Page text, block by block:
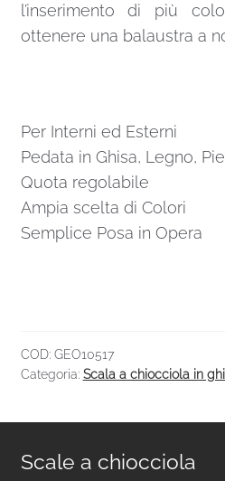
l’inserimento di più
ottenere una balaustra a
Per Interni ed Esterni
Pedata in Ghisa, Legno,
Quota regolabile
Ampia scelta di Colori
Semplice Posa in Opera
COD: GEO10517
Categoria: Scala a chiocciola in
Scale a chiocciola